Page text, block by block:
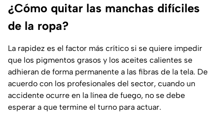
¿Cómo quitar las manchas difíciles
de la ropa?
La rapidez es el factor más crítico si se quiere impedir
que los pigmentos grasos y los aceites calientes se
adhieran de forma permanente a las fibras de la tela. De
acuerdo con los profesionales del sector, cuando un
accidente ocurre en la línea de fuego, no se debe
esperar a que termine el turno para actuar.